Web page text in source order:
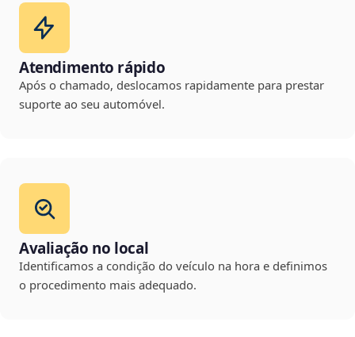
Atendimento rápido
Após o chamado, deslocamos rapidamente para prestar
suporte ao seu automóvel.
Avaliação no local
Identificamos a condição do veículo na hora e definimos
o procedimento mais adequado.